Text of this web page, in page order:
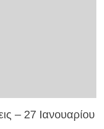
– 27 Ιανουαρίου